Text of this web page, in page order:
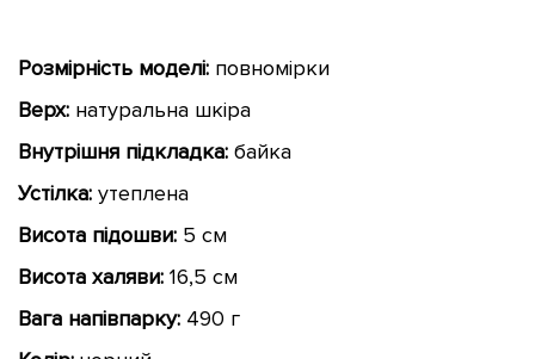
Розмірність моделі: повномірки
Верх: натуральна шкіра
Внутрішня підкладка: байка
Устілка: утеплена
Висота підошви: 5 см
Висота халяви: 16,5 см
Вага напівпарку: 490 г